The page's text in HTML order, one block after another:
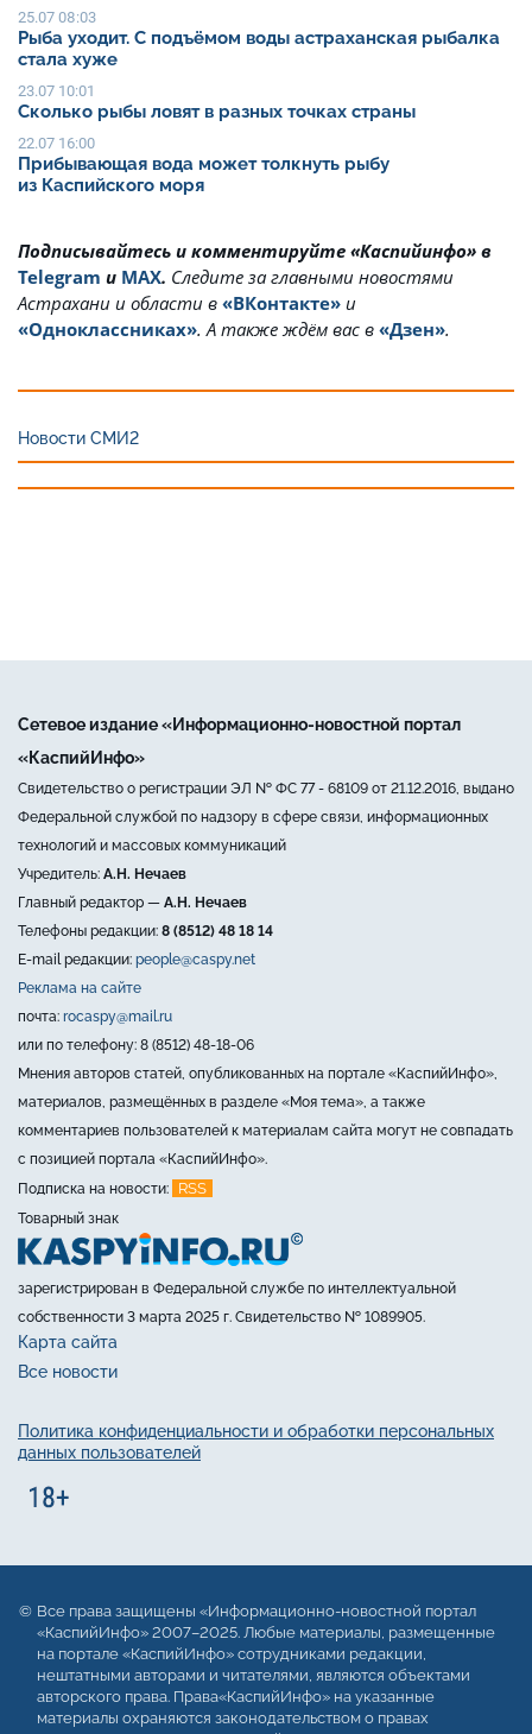
25.07 08:03
Рыба уходит. С подъёмом воды астраханская рыбалка
стала хуже
23.07 10:01
Сколько рыбы ловят в разных точках страны
22.07 16:00
Прибывающая вода может толкнуть рыбу
из Каспийского моря
Подписывайтесь и комментируйте «Каспийинфо» в
Telegram и MAX. Cледите за главными новостями
Астрахани и области в «ВКонтакте» и
«Одноклассниках». А также ждём вас в «Дзен».
Новости СМИ2
Сетевое издание «Информационно-новостной портал
«КаспийИнфо»
Свидетельство о регистрации ЭЛ № ФС 77 - 68109 от 21.12.2016, выдано
Федеральной службой по надзору в сфере связи, информационных
технологий и массовых коммуникаций
Учредитель: А.Н. Нечаев
Главный редактор — А.Н. Нечаев
Телефоны редакции: 8 (8512) 48 18 14
E-mail редакции: people@caspy.net
Реклама на сайте
почта: rocaspy@mail.ru
или по телефону: 8 (8512) 48-18-06
Мнения авторов статей, опубликованных на портале «КаспийИнфо»,
материалов, размещённых в разделе «Моя тема», а также
комментариев пользователей к материалам сайта могут не совпадать
с позицией портала «КаспийИнфо».
Подписка на новости:
RSS
Товарный знак
зарегистрирован в Федеральной службе по интеллектуальной
собственности 3 марта 2025 г. Свидетельство № 1089905.
Карта сайта
Все новости
Политика конфиденциальности и обработки персональных
данных пользователей
Все права защищены «Информационно-новостной портал
«КаспийИнфо» 2007–2025. Любые материалы, размещенные
на портале «КаспийИнфо» сотрудниками редакции,
нештатными авторами и читателями, являются объектами
авторского права. Права«КаспийИнфо» на указанные
материалы охраняются законодательством о правах